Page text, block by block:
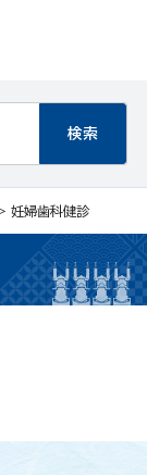
妊婦歯科健診